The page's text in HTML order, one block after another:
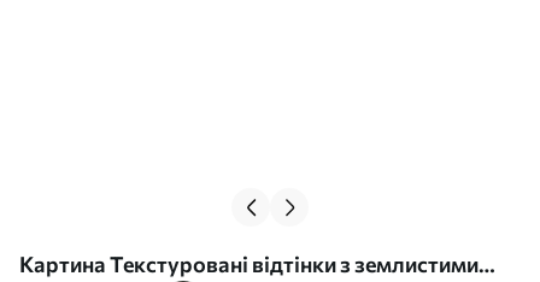
Картина Текстуровані відтінки з землистими